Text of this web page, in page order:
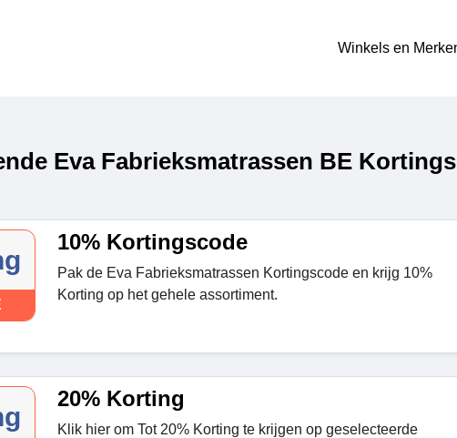
Winkels en
Eva Fabrieksmatrassen BE
10% Kortingscode
Pak de Eva Fabrieksmatrassen Kortingscode en krijg 10%
Korting op het gehele assortiment.
20% Korting
Klik hier om Tot 20% Korting te krijgen op geselecteerde